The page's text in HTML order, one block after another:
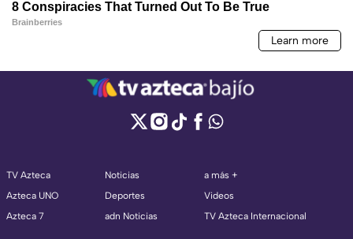
TV Azteca
Azteca UNO
Azteca 7
Noticias
Deportes
adn Noticias
a más +
Videos
TV Azteca Internacional